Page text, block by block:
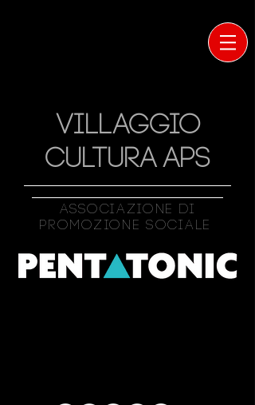
VILLAGGIO
CULTURA APS
Associazione Di
Promozione Sociale